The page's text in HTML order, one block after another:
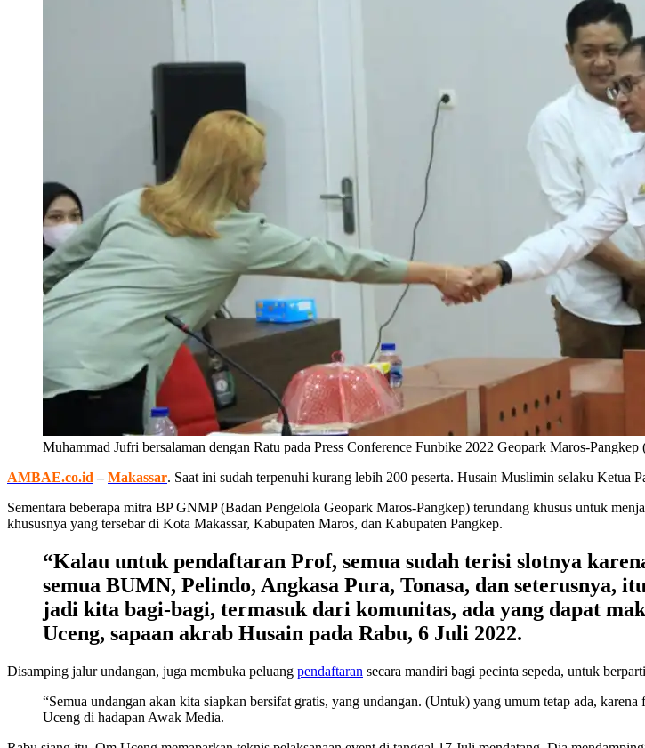
Muhammad Jufri bersalaman dengan Ratu pada Press Conference Funbike 2022 Geopark Maros-Pangkep
AMBAE.co.id –Makassar. Saat ini sudah terpenuhi kurang lebih 200 peserta. Husain Muslimin selaku Ketua
Sementara beberapa mitra BP GNMP (Badan Pengelola Geopark Maros-Pangkep) terundang khusus untuk
khususnya yang tersebar di Kota Makassar, Kabupaten Maros, dan Kabupaten Pangkep.
“Kalau untuk pendaftaran Prof, semua sudah terisi slotnya
semua BUMN, Pelindo, Angkasa Pura, Tonasa, dan seterusnya,
jadi kita bagi-bagi, termasuk dari komunitas, ada yang dapat
Uceng, sapaan akrab Husain pada Rabu, 6 Juli 2022.
Disamping jalur undangan, juga membuka peluang pendaftaran secara mandiri bagi pecinta sepeda, untuk
“Semua undangan akan kita siapkan bersifat gratis, yang undangan. (Untuk) yang umum tetap ada,
Uceng di hadapan Awak Media.